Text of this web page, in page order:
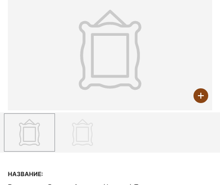
НАЗВАНИЕ: